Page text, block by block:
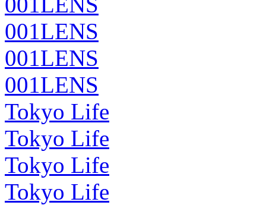
001LENS
001LENS
001LENS
Tokyo Life
Tokyo Life
Tokyo Life
Tokyo Life